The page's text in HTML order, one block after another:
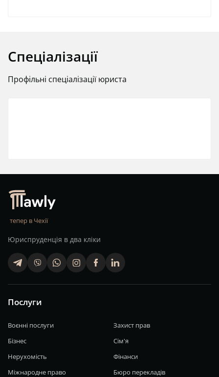
Спеціалізації
Профільні спеціалізації юриста
тепер в Чехії
Юриспруденція в два кліки
telegram viber whatsapp finstagram facebook linkedin
Послуги
Воєнні послуги
Захист прав
Бізнес
Сім'я
Нерухомість
Фінанси
Міжнародне право
Бюро перекладів